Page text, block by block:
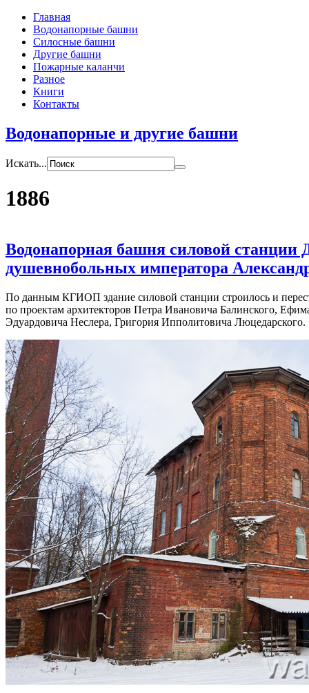
Главная
Водонапорные башни
Силосные башни
Другие башни
Пожарные каланчи
Разное
Книги
Контакты
Водонапорные и другие башни
Искать...
1886
Водонапорная башня силовой станции
душевнобольных императора
По данным КГИОП здание силовой станции строилось и
по проектам архитекторов Петра Ивановича Балинского,
Эдуардовича Неслера, Григория Ипполитовича Люцедарского.